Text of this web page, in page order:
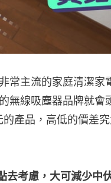
常主流的家庭清潔家
無線吸塵器品牌就會
產品，高低的價差
考慮，大可減少中